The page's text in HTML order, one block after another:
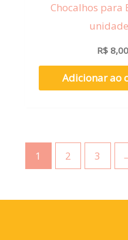
Chocalhos para
R$ 8,00
Adicionar ao
1 2 3